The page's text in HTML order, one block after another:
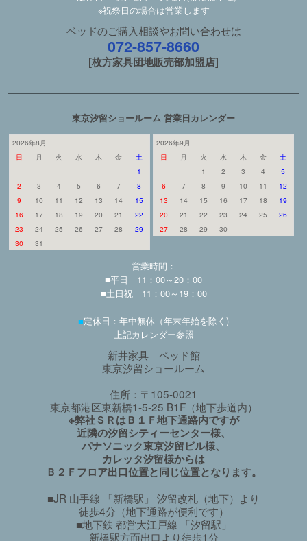
※祝祭日の場合は営業します
ベッドのご購入相談やお問い合わせは
072-857-8660
[枚方家具団地販売部加盟店]
東京汐留ショールーム 営業日カレンダー
2026年8月
日
月 火 水 木 金
土
1
2
3 4 5 6 7
8
9
10 11 12 13 14
15
16
17 18 19 20 21
22
23
24 25 26 27 28
29
30
31
2026年9月
日
月 火 水 木 金
土
1
2 3 4
5
6
7 8 9 10 11
12
13
14 15 16 17 18
19
20
21 22 23 24 25
26
27
28 29 30
営業時間：
■平日 11：00～20：00
■土日祝 11：00～19：00
■定休日：年中無休（年末年始を除く)
上記カレンダー参照
新井家具 ベッド館
東京汐留ショールーム
住所：〒105-0021
東京都港区東新橋1-5-25 B1F（地下歩道内）
※弊社ＳＲはＢ１Ｆ地下通路内ですが
近隣の汐留シティーセンター様、
パナソニック東京汐留ビル様、
カレッタ汐留様からは
Ｂ２Ｆフロア出口位置と同じ位置となります。
■JR 山手線 「新橋駅」 汐留改札（地下）より
徒歩4分（地下通路が便利です）
■地下鉄 都営大江戸線 「汐留駅」
新橋駅方面出口より徒歩1分